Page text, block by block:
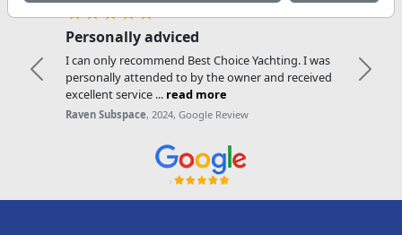
Choice Yachting. I was
the owner and received
★★★★★
Very friendly and helpful.
definitely recommend! ...
Previous Next